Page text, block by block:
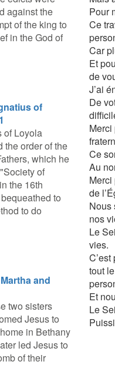
against the
of the king to
in the God of
of
of Loyola
the order of the
which he
of
the 16th
to
to do
and
two sisters
Jesus to
in Bethany
led Jesus to
of their
Pour
Ce
Car
Et
de
J’ai
De
Merci
Ce
Au
de
Nous
nos
Le
vies.
tout
Et
Le